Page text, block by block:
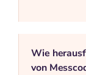
Wie
von